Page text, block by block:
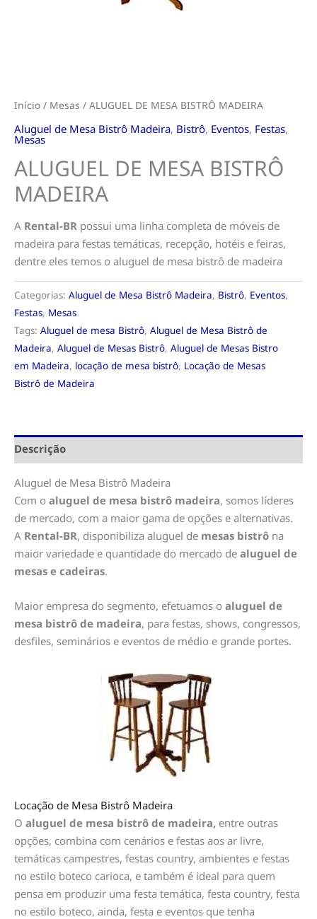
Início / Mesas / ALUGUEL DE MESA BISTRÔ MADEIRA
Aluguel de Mesa Bistrô Madeira, Bistrô, Eventos, Festas,
Mesas
ALUGUEL DE MESA BISTRÔ
MADEIRA
A Rental-BR possui uma linha completa de móveis de
madeira para festas temáticas, recepção, hotéis e feiras,
dentre eles temos o aluguel de mesa bistrô de madeira
Categorias: Aluguel de Mesa Bistrô Madeira, Bistrô, Eventos,
Festas, Mesas
Tags: Aluguel de mesa Bistrô, Aluguel de Mesa Bistrô de
Madeira, Aluguel de Mesas Bistrô, Aluguel de Mesas Bistro
em Madeira, locação de mesa bistrô, Locação de Mesas
Bistrô de Madeira
Descrição
Aluguel de Mesa Bistrô Madeira
Com o aluguel de mesa bistrô madeira, somos líderes
de mercado, com a maior gama de opções e alternativas.
A Rental-BR, disponibiliza aluguel de mesas bistrô na
maior variedade e quantidade do mercado de aluguel de
mesas e cadeiras.
Maior empresa do segmento, efetuamos o aluguel de
mesa bistrô de madeira, para festas, shows, congressos,
desfiles, seminários e eventos de médio e grande portes.
Locação de Mesa Bistrô Madeira
O aluguel de mesa bistrô de madeira, entre outras
opções, combina com cenários e festas aos ar livre,
temáticas campestres, festas country, ambientes e festas
no estilo boteco carioca, e também é ideal para quem
pensa em produzir uma festa temática, festa country, festa
no estilo boteco, ainda, festa e eventos que tenha